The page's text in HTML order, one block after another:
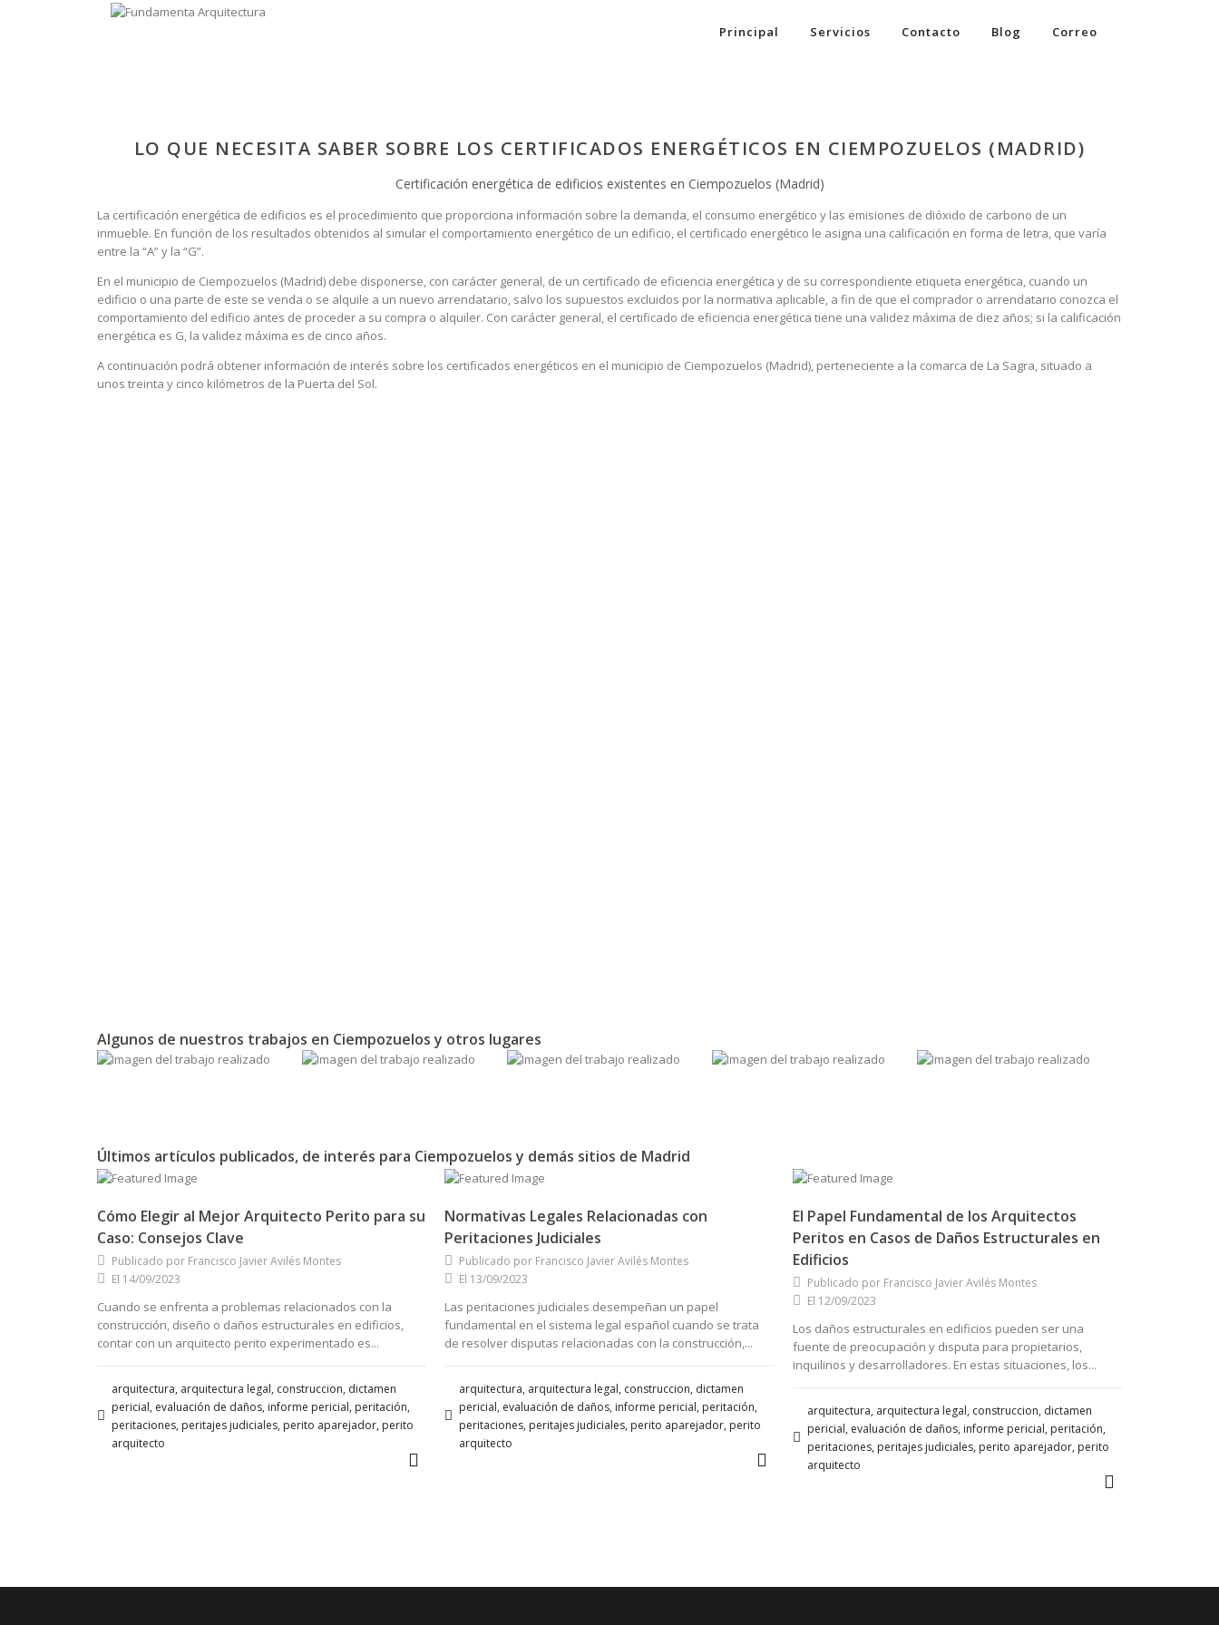
Principal Servicios Contacto Blog Correo
LO QUE NECESITA SABER SOBRE LOS CERTIFICADOS ENERGÉTICOS EN CIEMPOZUELOS (MADRID)
Certificación energética de edificios existentes en Ciempozuelos (Madrid)
La certificación energética de edificios es el procedimiento que proporciona información sobre la demanda, el consumo energético y las emisiones de dióxido de carbono de un
inmueble. En función de los resultados obtenidos al simular el comportamiento energético de un edificio, el certificado energético le asigna una calificación en forma de letra, que varía
entre la “A” y la “G”.
En el municipio de Ciempozuelos (Madrid) debe disponerse, con carácter general, de un certificado de eficiencia energética y de su correspondiente etiqueta energética, cuando un
edificio o una parte de este se venda o se alquile a un nuevo arrendatario, salvo los supuestos excluidos por la normativa aplicable, a fin de que el comprador o arrendatario conozca el
comportamiento del edificio antes de proceder a su compra o alquiler. Con carácter general, el certificado de eficiencia energética tiene una validez máxima de diez años; si la calificación
energética es G, la validez máxima es de cinco años.
A continuación podrá obtener información de interés sobre los certificados energéticos en el municipio de Ciempozuelos (Madrid), perteneciente a la comarca de La Sagra, situado a
unos treinta y cinco kilómetros de la Puerta del Sol.
Algunos de nuestros trabajos en Ciempozuelos y otros lugares
Últimos artículos publicados, de interés para Ciempozuelos y demás sitios de Madrid
Cómo Elegir al Mejor Arquitecto Perito para su
Caso: Consejos Clave
Publicado por Francisco Javier Avilés Montes
El 14/09/2023
Cuando se enfrenta a problemas relacionados con la
construcción, diseño o daños estructurales en edificios,
contar con un arquitecto perito experimentado es...
arquitectura, arquitectura legal, construccion, dictamen
pericial, evaluación de daños, informe pericial, peritación,
peritaciones, peritajes judiciales, perito aparejador, perito
arquitecto
Normativas Legales Relacionadas con
Peritaciones Judiciales
Publicado por Francisco Javier Avilés Montes
El 13/09/2023
Las peritaciones judiciales desempeñan un papel
fundamental en el sistema legal español cuando se trata
de resolver disputas relacionadas con la construcción,...
arquitectura, arquitectura legal, construccion, dictamen
pericial, evaluación de daños, informe pericial, peritación,
peritaciones, peritajes judiciales, perito aparejador, perito
arquitecto
El Papel Fundamental de los Arquitectos
Peritos en Casos de Daños Estructurales en
Edificios
Publicado por Francisco Javier Avilés Montes
El 12/09/2023
Los daños estructurales en edificios pueden ser una
fuente de preocupación y disputa para propietarios,
inquilinos y desarrolladores. En estas situaciones, los...
arquitectura, arquitectura legal, construccion, dictamen
pericial, evaluación de daños, informe pericial, peritación,
peritaciones, peritajes judiciales, perito aparejador, perito
arquitecto